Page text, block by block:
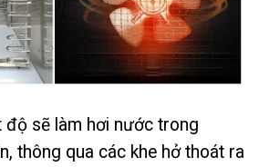
độ sẽ làm hơi nước trong
thông qua các khe hở thoát ra